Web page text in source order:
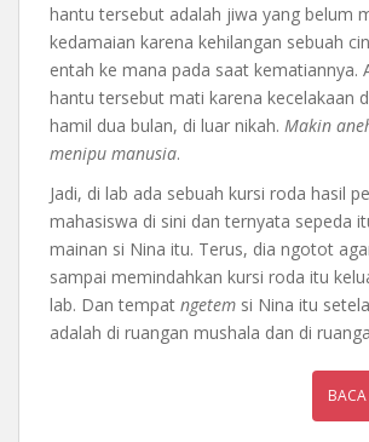
hantu tersebut adalah jiwa yang belum
kedamaian karena kehilangan sebuah
entah ke mana pada saat kematiannya.
hantu tersebut mati karena kecelakaan
hamil dua bulan, di luar nikah. Makin
menipu manusia.
Jadi, di lab ada sebuah kursi roda hasil
mahasiswa di sini dan ternyata sepeda
mainan si Nina itu. Terus, dia ngotot
sampai memindahkan kursi roda itu
lab. Dan tempat ngetem si Nina itu
adalah di ruangan mushala dan di